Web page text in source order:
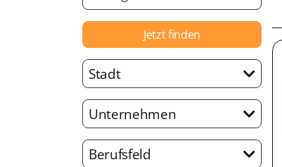
Jetzt finden
Stadt
Unternehmen
Berufsfeld